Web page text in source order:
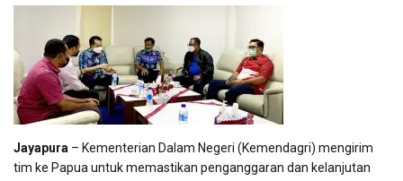
Jayapura – Kementerian Dalam Negeri (Kemendagri) mengirim
tim ke Papua untuk memastikan penganggaran dan kelanjutan